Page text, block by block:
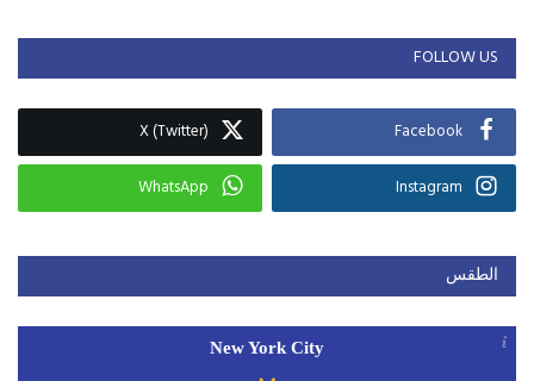
FOLLOW US
Facebook
X (Twitter)
Instagram
WhatsApp
الطقس
New York City